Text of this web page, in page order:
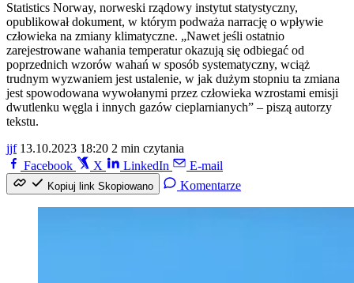
Statistics Norway, norweski rządowy instytut statystyczny,
opublikował dokument, w którym podważa narrację o wpływie
człowieka na zmiany klimatyczne. „Nawet jeśli ostatnio
zarejestrowane wahania temperatur okazują się odbiegać od
poprzednich wzorów wahań w sposób systematyczny, wciąż
trudnym wyzwaniem jest ustalenie, w jak dużym stopniu ta zmiana
jest spowodowana wywołanymi przez człowieka wzrostami emisji
dwutlenku węgla i innych gazów cieplarnianych” – piszą autorzy
tekstu.
jjf 13.10.2023 18:20 2 min czytania
Facebook
X LinkedIn E-mail
Kopiuj link Skopiowano Komentarze